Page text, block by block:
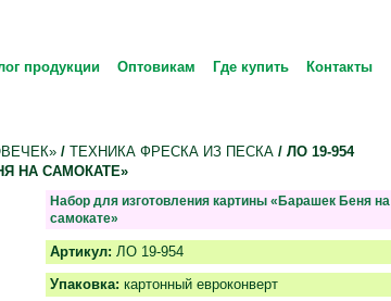
продукции Оптовикам Где купить Контакты
/ ТЕХНИКА ФРЕСКА ИЗ ПЕСКА/ ЛО 19-954
НА САМОКАТЕ»
Набор для изготовления картины «Барашек Беня на
самокате»
Артикул: ЛО 19-954
Упаковка: картонный евроконверт